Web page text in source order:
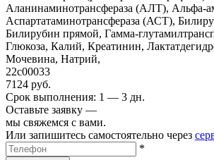
Аланинаминотрансфераза (АЛТ), Альфа-
Аспартатаминотрансфераза (АСТ),
Билирубин прямой, Гамма-
Глюкоза, Калий, Креатинин,
Мочевина, Натрий,
22c00033
7124 руб.
Срок выполнения: 1 — 3 дн.
Оставьте заявку —
мы свяжемся с вами.
Или запишитесь самостоятельно через
*